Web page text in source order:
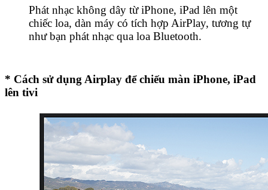
Phát nhạc không dây từ iPhone, iPad lên một
chiếc loa, dàn máy có tích hợp AirPlay, tương tự
như bạn phát nhạc qua loa Bluetooth.
* Cách sử dụng Airplay để chiếu màn iPhone, iPad
lên tivi